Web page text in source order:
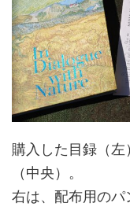
購入した目録（
（中央）。
右は、配布用のパ